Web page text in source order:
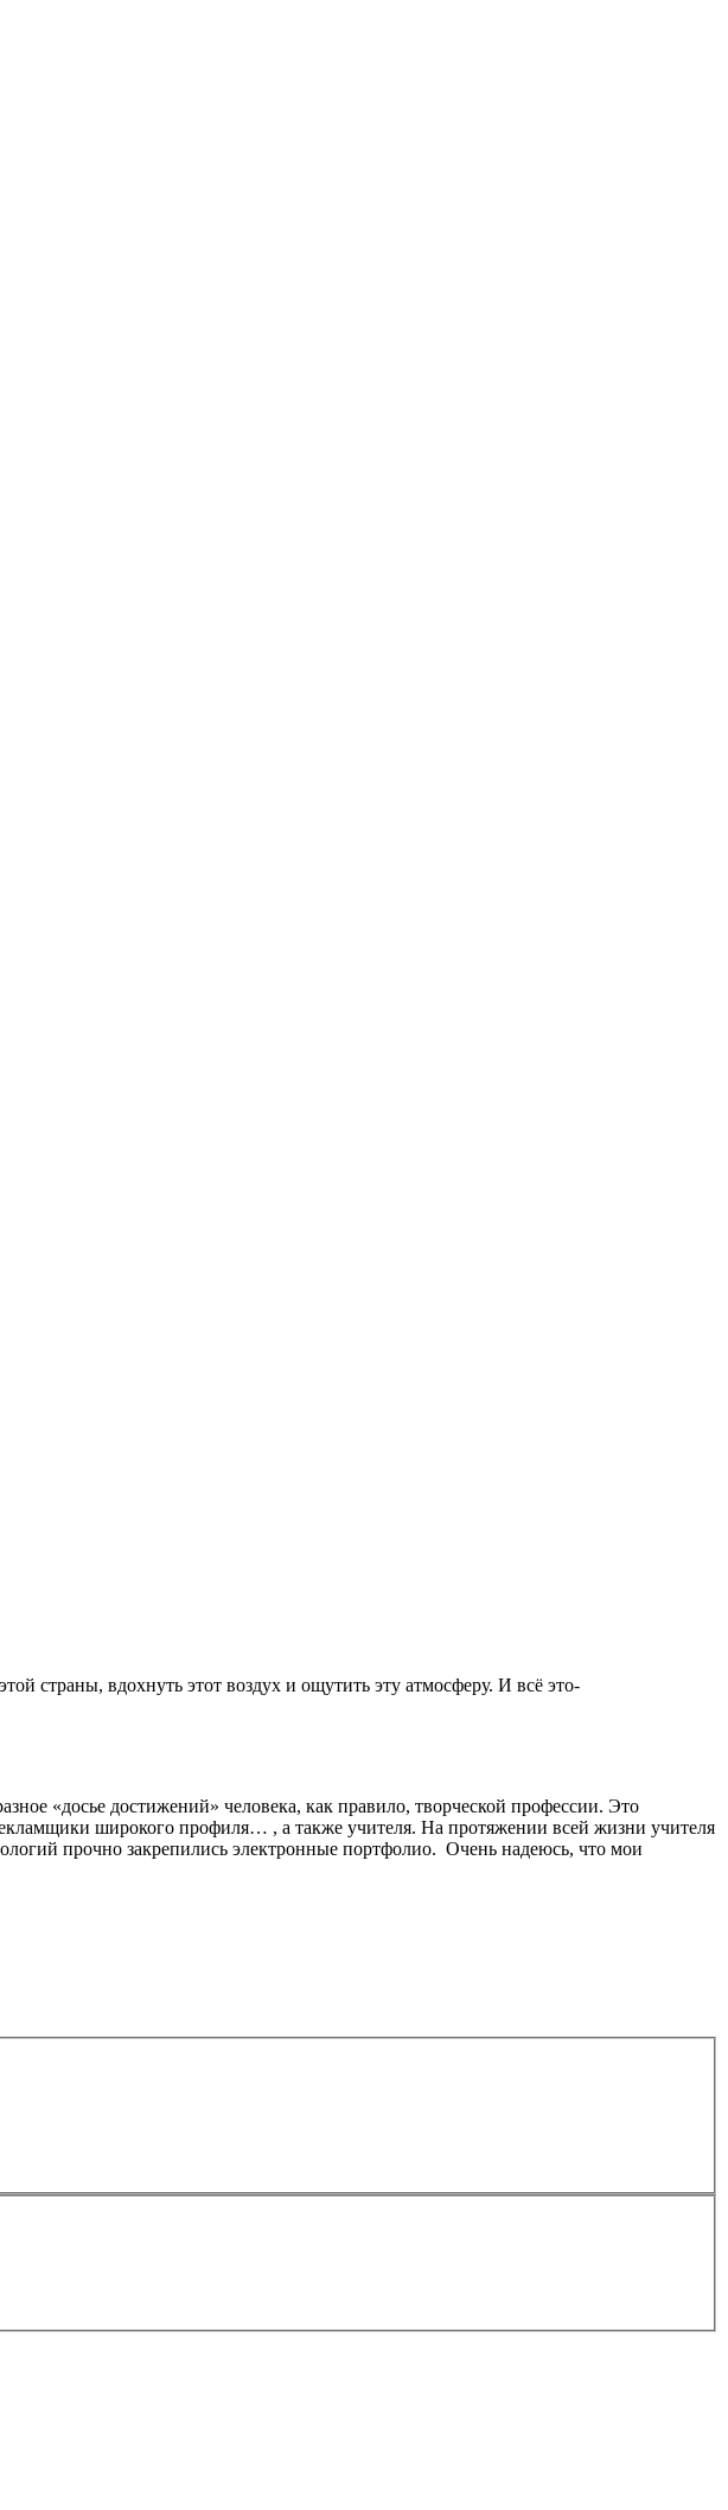
страны, вдохнуть этот воздух и ощутить эту атмосферу. И всё это-
«досье достижений» человека, как правило, творческой профессии. Это
широкого профиля… , а также учителя. На протяжении всей жизни учителя
прочно закрепились электронные портфолио. Очень надеюсь, что мои